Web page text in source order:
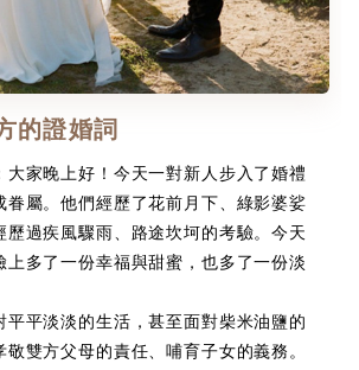
的證婚詞
大家晚上好！今天一對新人步入了婚禮
眷屬。他們經歷了花前月下、綠影婆娑
歷過疾風驟雨、路途坎坷的考驗。今天
上多了一份幸福與甜蜜，也多了一份淡
平平淡淡的生活，甚至面對柴米油鹽的
雙方父母的責任、哺育子女的義務。